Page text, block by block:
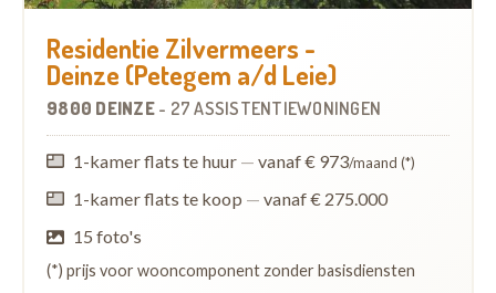
Residentie Zilvermeers -
Deinze (Petegem a/d Leie)
9800 DEINZE - 27 ASSISTENTIEWONINGEN
1-kamer flats te huur — vanaf € 973/maand (*)
1-kamer flats te koop — vanaf € 275.000
15 foto's
(*) prijs voor wooncomponent zonder basisdiensten